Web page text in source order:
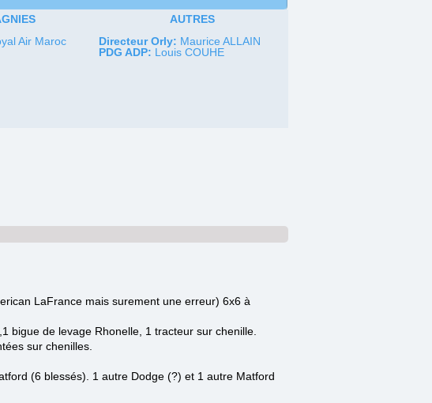
Air Maroc
AUTRES
Directeur Orly: Maurice ALLAIN
PDG ADP: Louis COUHE
LaFrance mais surement une erreur) 6x6 à
bigue de levage Rhonelle, 1 tracteur sur chenille.
sur chenilles.
(6 blessés) . 1 autre Dodge (?) et 1 autre Matford